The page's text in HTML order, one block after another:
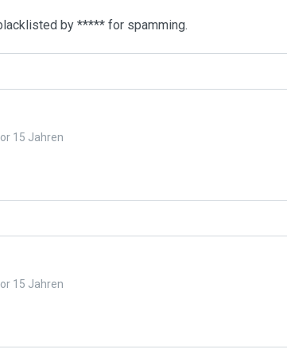
by ***** for spamming.
15 Jahren
15 Jahren